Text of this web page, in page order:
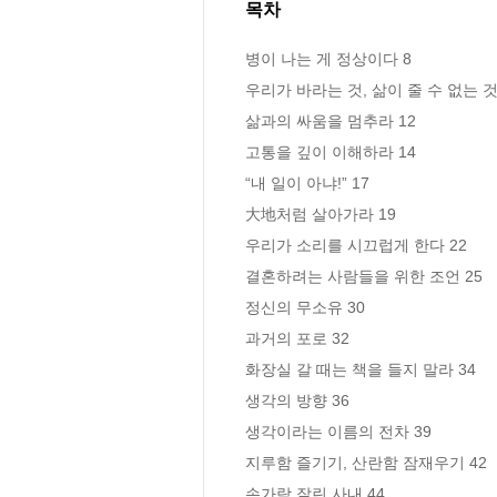
목차
병이 나는 게 정상이다 8
우리가 바라는 것, 삶이 줄 수 없는
삶과의 싸움을 멈추라 12
고통을 깊이 이해하라 14
“내 일이 아냐!” 17
大地처럼 살아가라 19
우리가 소리를 시끄럽게 한다 22
결혼하려는 사람들을 위한 조언 25
정신의 무소유 30
과거의 포로 32
화장실 갈 때는 책을 들지 말라 34
생각의 방향 36
생각이라는 이름의 전차 39
지루함 즐기기, 산란함 잠재우기 42